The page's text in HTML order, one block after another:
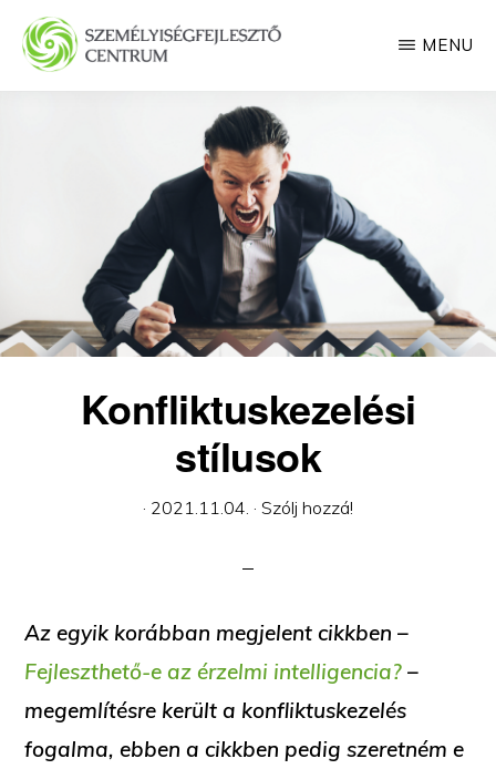
Skip
mainSZEMÉLYISÉGFEJLESZTŐ
MENU
Konfliktuskezelési
stílusok
· 2021.11.04. · Szólj hozzá!
Az egyik korábban megjelent cikkben –
Fejleszthető-e az érzelmi intelligencia? –
megemlítésre került a konfliktuskezelés
fogalma, ebben a cikkben pedig szeretném e